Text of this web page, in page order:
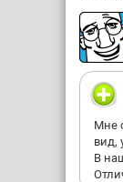
Мне
вид,
В